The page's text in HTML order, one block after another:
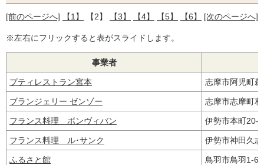
[前のページへ] 【1】 【2】 【3】 【4】 【5】 【6】 [次のページへ]
※左右にフリックすると表がスライドします。
事業者
プティレストラン宮本 志摩市阿児町
ブランジェリー ゼンゾー 志摩市志摩町
フランス料理 ボンヴィバン 伊勢市本町
フランス料理 ル･サンク 伊勢市神田久
ふるさと館 鳥羽市鳥羽1-